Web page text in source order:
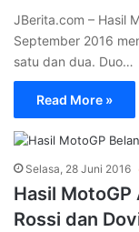
JBerita.com – Hasil
September 2016
satu dan dua. Duo…
Read More »
Selasa, 28 Juni 2016
Hasil MotoGP
Rossi dan